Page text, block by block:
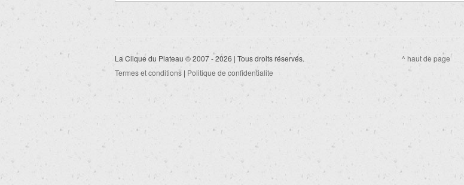
La Clique du Plateau © 2007 - 2026 | Tous droits réservés.
Termes et conditions | Politique de confidentialite
^ haut de page